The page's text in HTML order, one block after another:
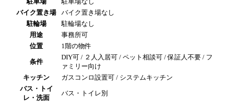
バイク置き場
バイク置き場なし
駐輪場
駐輪場なし
用途
事務所可
位置
1階の物件
条件
DIY可 / ２人入居可 / ペット相談可 / 保証人不要 / フ
ァミリー向け
キッチン
ガスコンロ設置可 / システムキッチン
バス・トイ
レ・洗面
バス・トイレ別